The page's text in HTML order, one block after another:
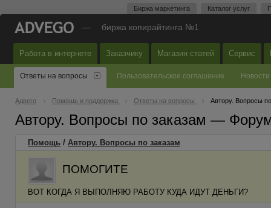
Биржа маркетинга Каталог услуг
— биржа копирайтинга №1
Работа в интернете Заказчику Магазин статей Сервис
Ответы на вопросы Пользовательское соглашение Новости
Адвего Помощь и поддержка Ответы на вопросы Автору. Вопросы
Автору. Вопросы по заказам —
Помощь / Автору. Вопросы по заказам
ПОМОГИТЕ
ВОТ КОГДА Я ВЫПОЛНЯЮ РАБОТУ КУДА ИДУТ ДЕНЬГИ?